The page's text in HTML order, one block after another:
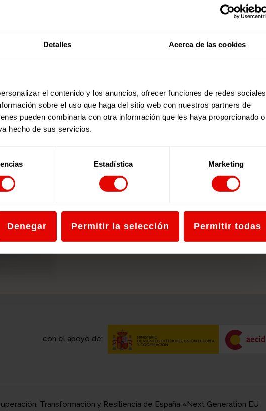
Detalles Acerca de las cookies
el contenido y los anuncios, ofrecer funciones de redes sociales
sobre el uso que haga del sitio web con nuestros partners de
pueden combinarla con otra información que les haya proporcionado o
hecho de sus servicios.
Estadística Marketing
Denegar Permitir la selección Permitir todas
con el apoyo de:
Transformación y Resiliencia de España «Next Generation EU